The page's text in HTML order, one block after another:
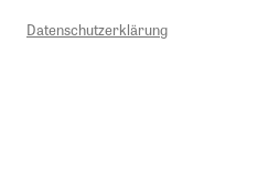
Datenschutzerklärung